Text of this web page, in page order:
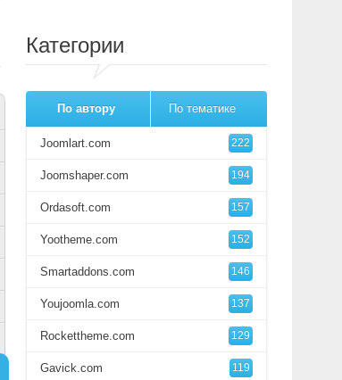
Категории
По автору По тематике
Joomlart.com 222
Joomshaper.com 194
Ordasoft.com 157
Yootheme.com 152
Smartaddons.com 146
Youjoomla.com 137
Rockettheme.com 129
Gavick.com 119